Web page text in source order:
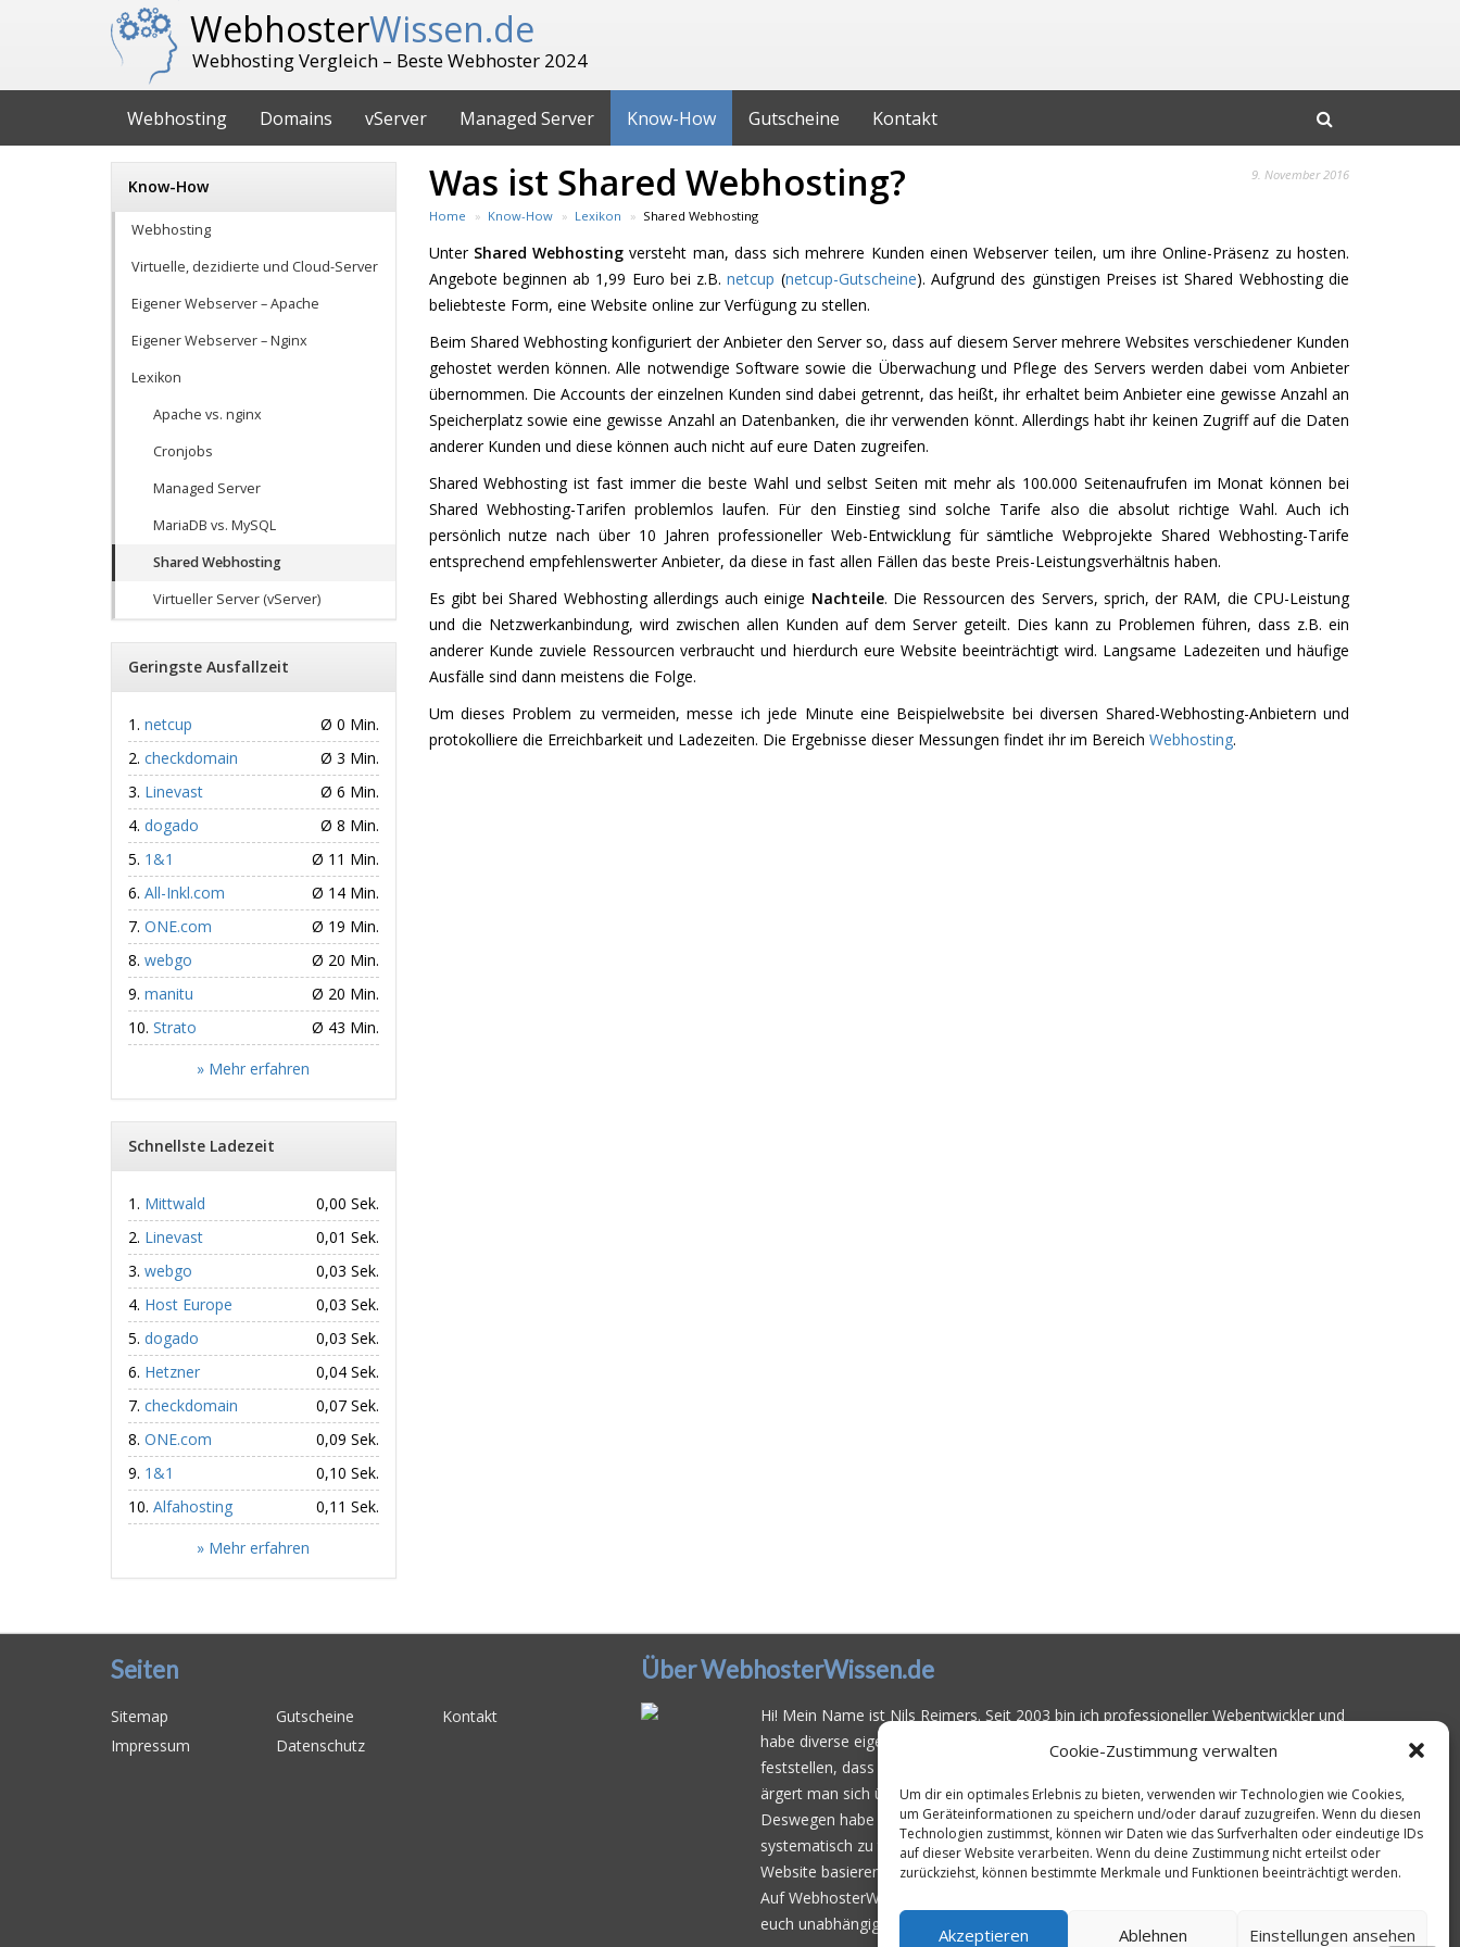
Cookie-Zustimmung verwalten
Um dir ein optimales Erlebnis zu bieten, verwenden wir Technologien wie Cookies,
um Geräteinformationen zu speichern und/oder darauf zuzugreifen. Wenn du diesen
Technologien zustimmst, können wir Daten wie das Surfverhalten oder eindeutige IDs
auf dieser Website verarbeiten. Wenn du deine Zustimmung nicht erteilst oder
zurückziehst, können bestimmte Merkmale und Funktionen beeinträchtigt werden.
Akzeptieren Ablehnen Einstellungen ansehen
WebhosterWissen.de
Webhosting Vergleich – Beste Webhoster 2024
Webhosting Domains vServer Managed Server Know-How Gutscheine Kontakt
9. November 2016
Was ist Shared Webhosting?
Home Know-How Lexikon Shared Webhosting
Unter Shared Webhostingversteht man, dass sich mehrere Kunden einen Webserver teilen, um ihre Online-Präsenz zu hosten.
Angebote beginnen ab 1,99 Euro bei z.B.netcup (netcup-Gutscheine). Aufgrund des günstigen Preises ist Shared Webhosting die
beliebteste Form, eine Website online zur Verfügung zu stellen.
Beim Shared Webhosting konfiguriert der Anbieter den Server so, dass auf diesem Server mehrere Websites verschiedener Kunden
gehostet werden können. Alle notwendige Software sowie die Überwachung und Pflege des Servers werden dabei vom Anbieter
übernommen. Die Accounts der einzelnen Kunden sind dabei getrennt, das heißt, ihr erhaltet beim Anbieter eine gewisse Anzahl an
Speicherplatz sowie eine gewisse Anzahl an Datenbanken, die ihr verwenden könnt. Allerdings habt ihr keinen Zugriff auf die Daten
anderer Kunden und diese können auch nicht auf eure Daten zugreifen.
Shared Webhosting ist fast immer die beste Wahl und selbst Seiten mit mehr als 100.000 Seitenaufrufen im Monat können bei
Shared Webhosting-Tarifen problemlos laufen. Für den Einstieg sind solche Tarife also die absolut richtige Wahl. Auch ich
persönlich nutze nach über 10 Jahren professioneller Web-Entwicklung für sämtliche Webprojekte Shared Webhosting-Tarife
entsprechend empfehlenswerter Anbieter, da diese in fast allen Fällen das beste Preis-Leistungsverhältnis haben.
Es gibt bei Shared Webhosting allerdings auch einige Nachteile. Die Ressourcen des Servers, sprich, der RAM, die CPU-Leistung
und die Netzwerkanbindung, wird zwischen allen Kunden auf dem Server geteilt. Dies kann zu Problemen führen, dass z.B. ein
anderer Kunde zuviele Ressourcen verbraucht und hierdurch eure Website beeinträchtigt wird. Langsame Ladezeiten und häufige
Ausfälle sind dann meistens die Folge.
Um dieses Problem zu vermeiden, messe ich jede Minute eine Beispielwebsite bei diversen Shared-Webhosting-Anbietern und
protokolliere die Erreichbarkeit und Ladezeiten. Die Ergebnisse dieser Messungen findet ihr im Bereich Webhosting.
Know-How
Webhosting
Virtuelle, dezidierte und Cloud-Server
Eigener Webserver – Apache
Eigener Webserver – Nginx
Lexikon
Apache vs. nginx
Cronjobs
Managed Server
MariaDB vs. MySQL
Shared Webhosting
Virtueller Server (vServer)
Geringste Ausfallzeit
netcup
Ø 0 Min.
checkdomain
Ø 3 Min.
Linevast
Ø 6 Min.
dogado
Ø 8 Min.
1&1
Ø 11 Min.
All-Inkl.com
Ø 14 Min.
ONE.com
Ø 19 Min.
webgo
Ø 20 Min.
manitu
Ø 20 Min.
Strato
Ø 43 Min.
» Mehr erfahren
Schnellste Ladezeit
Mittwald
0,00 Sek.
Linevast
0,01 Sek.
webgo
0,03 Sek.
Host Europe
0,03 Sek.
dogado
0,03 Sek.
Hetzner
0,04 Sek.
checkdomain
0,07 Sek.
ONE.com
0,09 Sek.
1&1
0,10 Sek.
Alfahosting
0,11 Sek.
» Mehr erfahren
Seiten
Sitemap Gutscheine
Kontakt
Impressum
Datenschutz
Über WebhosterWissen.de
Hi! Mein Name ist Nils Reimers. Seit 2003 bin ich professioneller Webentwickler und
habe diverse eigene Web- und Kundenprojekte realisiert. Dabei musste ich
feststellen, dass es schwierig ist gutes Webhosting zu finden: Bei vielen Anbietern
ärgert man sich überhäufige Serverausfälleoder überlangsame Ladezeiten.
Deswegen habe ich im Mai 2016 angefangen, die bekanntesten Webhoster
systematisch zu testen und deren Erreichbarkeit und Ladezeit für eine typische
Website basierend auf dem beliebten CMS-System WordPress zu protokollieren.
Auf WebhosterWissen.de werte ich diese Messungen kontinuierlich aus und gebe
euch unabhängige Empfehlungen für den idealen Webhoster.